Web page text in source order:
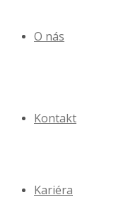
O nás
Kontakt
Kariéra